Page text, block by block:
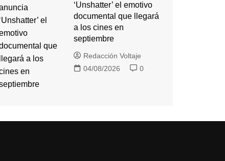
‘Unshatter’ el emotivo
documental que llegará
a los cines en
septiembre
Redacción Voltaje
04/08/2026
0